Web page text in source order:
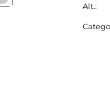
Alt.: